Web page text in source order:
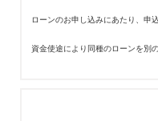
ローンのお申し込みにあたり、申
資金使途により同種のローンを別